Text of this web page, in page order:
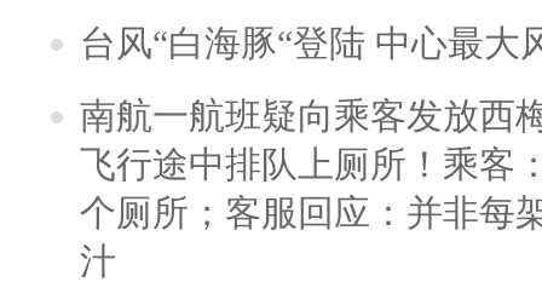
台风“白海豚“登陆 中心最大
南航一航班疑向乘客发放西
飞行途中排队上厕所！乘客
个厕所；客服回应：并非每
汁